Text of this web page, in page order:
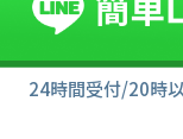
24時間受付/20時